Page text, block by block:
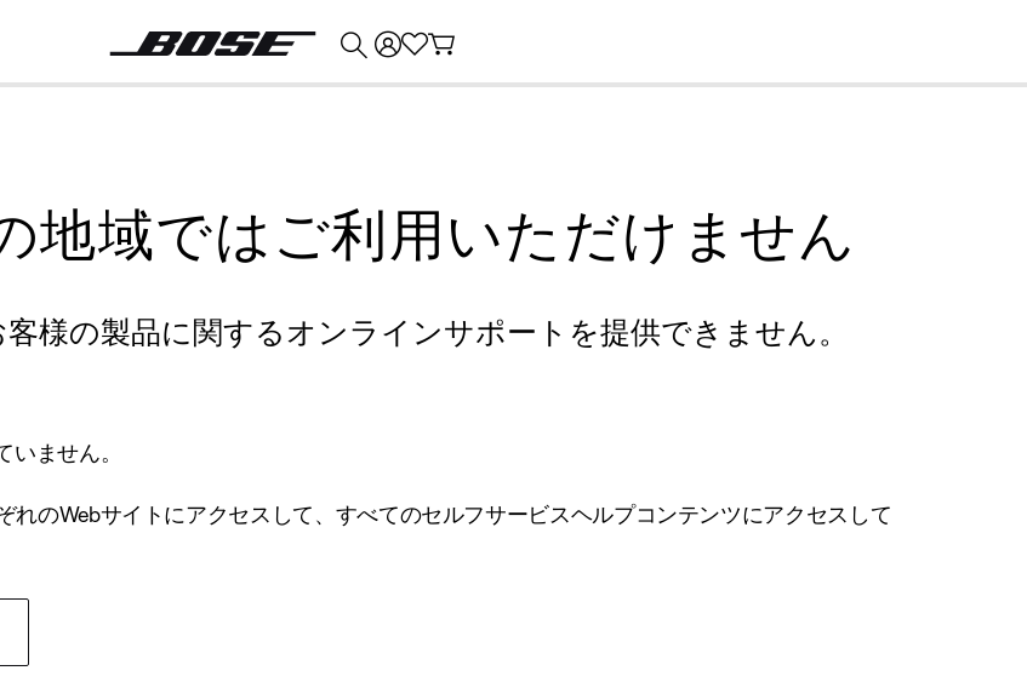
地域ではご利用いただけません
様の製品に関するオンラインサポートを提供できません。
ません。
のWebサイトにアクセスして、すべてのセルフサービスヘルプコンテンツにアクセスして